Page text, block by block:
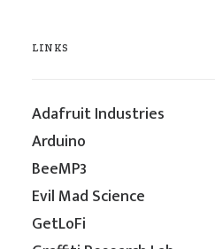
LINKS
Adafruit Industries
Arduino
BeeMP3
Evil Mad Science
GetLoFi